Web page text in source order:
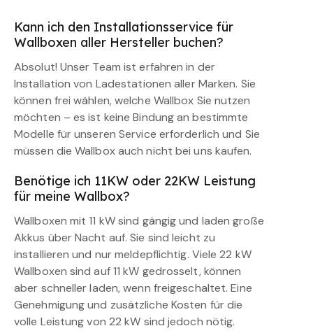
Kann ich den Installationsservice für
Wallboxen aller Hersteller buchen?
Absolut! Unser Team ist erfahren in der
Installation von Ladestationen aller Marken. Sie
können frei wählen, welche Wallbox Sie nutzen
möchten – es ist keine Bindung an bestimmte
Modelle für unseren Service erforderlich und Sie
müssen die Wallbox auch nicht bei uns kaufen.
Benötige ich 11KW oder 22KW Leistung
für meine Wallbox?
Wallboxen mit 11 kW sind gängig und laden große
Akkus über Nacht auf. Sie sind leicht zu
installieren und nur meldepflichtig. Viele 22 kW
Wallboxen sind auf 11 kW gedrosselt, können
aber schneller laden, wenn freigeschaltet. Eine
Genehmigung und zusätzliche Kosten für die
volle Leistung von 22 kW sind jedoch nötig.